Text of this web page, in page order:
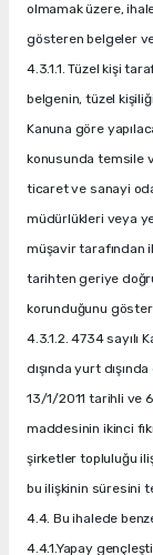
olmamak üzere,
gösteren belgeler
4.3.1.1. Tüzel kişi
belgenin, tüzel
Kanuna göre
konusunda temsile
ticaret ve sanayi
müdürlükleri veya
müşavir tarafından
tarihten geriye
korunduğunu
4.3.1.2. 4734 sayılı
dışında yurt
13/1/2011 tarihli ve
maddesinin ikinci
şirketler topluluğu
bu ilişkinin süresini
4.4. Bu ihalede
4.4.1.Yapay